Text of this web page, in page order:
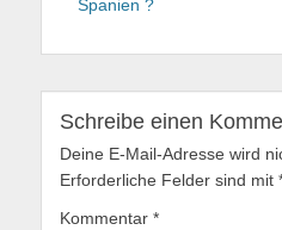
Spanien ?
Schreibe einen
Deine E-Mail-Adresse wird
Erforderliche Felder sind mit
Kommentar *